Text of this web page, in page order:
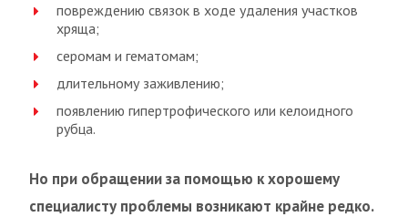
повреждению связок в ходе удаления участков
хряща;
серомам и гематомам;
длительному заживлению;
появлению гипертрофического или келоидного
рубца.
Но при обращении за помощью к хорошему
специалисту проблемы возникают крайне редко.